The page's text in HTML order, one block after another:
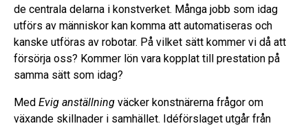
de centrala delarna i konstverket. Många jobb som idag
utförs av människor kan komma att automatiseras och
kanske utföras av robotar. På vilket sätt kommer vi då att
försörja oss? Kommer lön vara kopplat till prestation på
samma sätt som idag?
Med Evig anställning väcker konstnärerna frågor om
växande skillnader i samhället. Idéförslaget utgår från